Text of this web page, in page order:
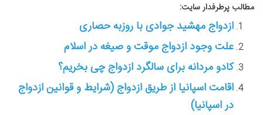
مطالب پرطرفدار سایت:
ازدواج مهشید جوادی با روزبه حصاری
علت وجود ازدواج موقت و صیغه در اسلام
کادو مردانه برای سالگرد ازدواج چی بخریم؟
اقامت اسپانیا از طریق ازدواج (شرایط و قوانین ازدواج
در اسپانیا)